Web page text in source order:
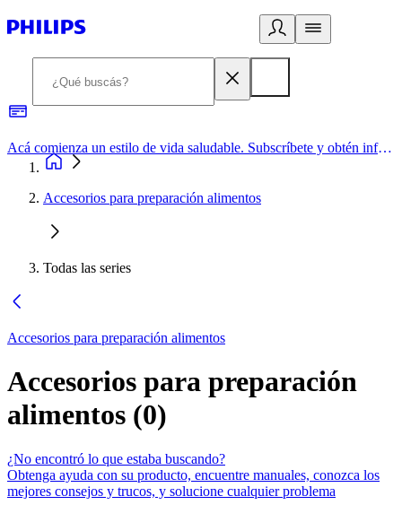
Acá comienza un estilo de vida saludable. Subscríbete y obtén información de primera mano
Accesorios para preparación alimentos
Todas las series
Accesorios para preparación alimentos
Accesorios para preparación
alimentos (0)
¿No encontró lo que estaba buscando?
Obtenga ayuda con su producto, encuentre manuales, conozca los
mejores consejos y trucos, y solucione cualquier problema